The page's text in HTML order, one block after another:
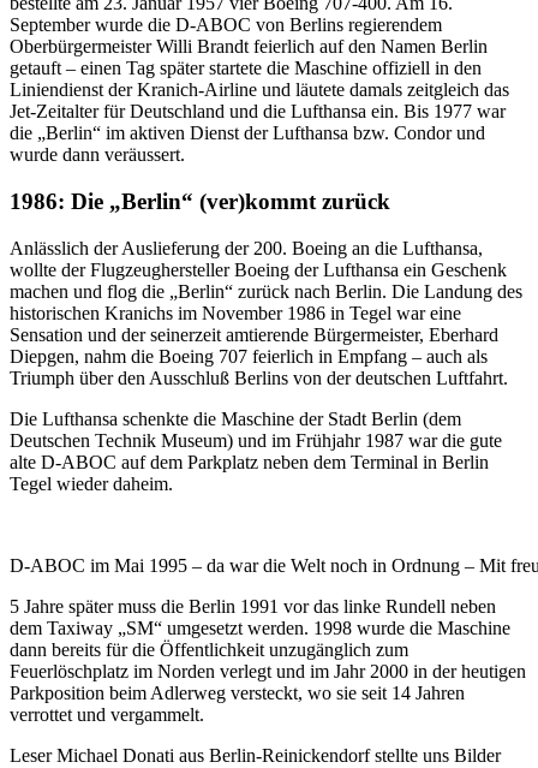
September wurde die D-ABOC von Berlins regierendem
Oberbürgermeister Willi Brandt feierlich auf den Namen Berlin
getauft – einen Tag später startete die Maschine offiziell in den
Liniendienst der Kranich-Airline und läutete damals zeitgleich das
Jet-Zeitalter für Deutschland und die Lufthansa ein. Bis 1977 war
die „Berlin“ im aktiven Dienst der Lufthansa bzw. Condor und
wurde dann veräussert.
1986: Die „Berlin“ (ver)kommt zurück
Anlässlich der Auslieferung der 200. Boeing an die Lufthansa,
wollte der Flugzeughersteller Boeing der Lufthansa ein Geschenk
machen und flog die „Berlin“ zurück nach Berlin. Die Landung des
historischen Kranichs im November 1986 in Tegel war eine
Sensation und der seinerzeit amtierende Bürgermeister, Eberhard
Diepgen, nahm die Boeing 707 feierlich in Empfang – auch als
Triumph über den Ausschluß Berlins von der deutschen Luftfahrt.
Die Lufthansa schenkte die Maschine der Stadt Berlin (dem
Deutschen Technik Museum) und im Frühjahr 1987 war die gute
alte D-ABOC auf dem Parkplatz neben dem Terminal in Berlin
Tegel wieder daheim.
D-ABOC im Mai 1995 – da war die Welt noch in Ordnung – Mit
5 Jahre später muss die Berlin 1991 vor das linke Rundell neben
dem Taxiway „SM“ umgesetzt werden. 1998 wurde die Maschine
dann bereits für die Öffentlichkeit unzugänglich zum
Feuerlöschplatz im Norden verlegt und im Jahr 2000 in der heutigen
Parkposition beim Adlerweg versteckt, wo sie seit 14 Jahren
verrottet und vergammelt.
Leser Michael Donati aus Berlin-Reinickendorf stellte uns Bilder